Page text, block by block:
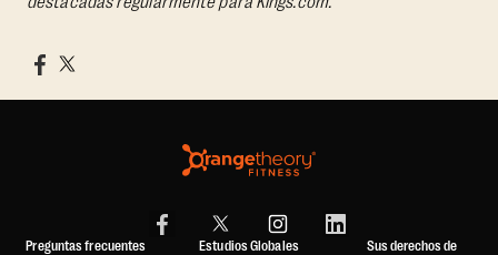
Preguntas frecuentes Estudios Globales
Sus derechos de